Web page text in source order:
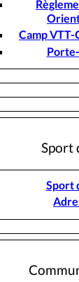
Camp
Sport
Sport